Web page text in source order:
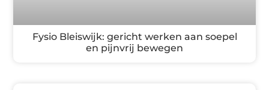
Fysio Bleiswijk: gericht werken aan soepel
en pijnvrij bewegen